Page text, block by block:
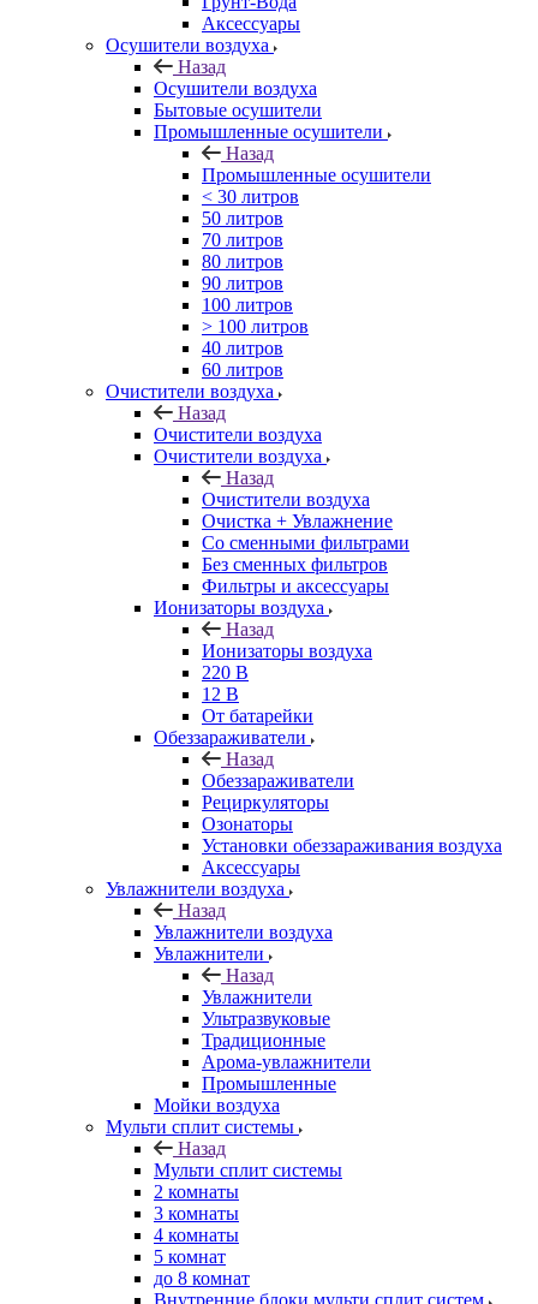
Аксессуары
Осушители воздуха
Назад
Осушители воздуха
Бытовые осушители
Промышленные осушители
Назад
Промышленные осушители
< 30 литров
50 литров
70 литров
80 литров
90 литров
100 литров
> 100 литров
40 литров
60 литров
Очистители воздуха
Назад
Очистители воздуха
Очистители воздуха
Назад
Очистители воздуха
Очистка + Увлажнение
Cо сменными фильтрами
Без сменных фильтров
Фильтры и аксессуары
Ионизаторы воздуха
Назад
Ионизаторы воздуха
220 В
12 В
От батарейки
Обеззараживатели
Назад
Обеззараживатели
Рециркуляторы
Озонаторы
Установки обеззараживания воздуха
Аксессуары
Увлажнители воздуха
Назад
Увлажнители воздуха
Увлажнители
Назад
Увлажнители
Ультразвуковые
Традиционные
Арома-увлажнители
Промышленные
Мойки воздуха
Мульти сплит системы
Назад
Мульти сплит системы
2 комнаты
3 комнаты
4 комнаты
5 комнат
до 8 комнат
Внутренние блоки мульти сплит систем